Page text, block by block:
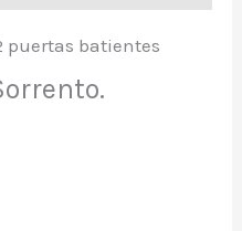
puertas batientes